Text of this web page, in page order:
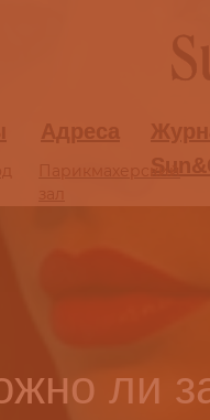
Адреса
Адреса
Парикмахерский
Парикмахерский
ли